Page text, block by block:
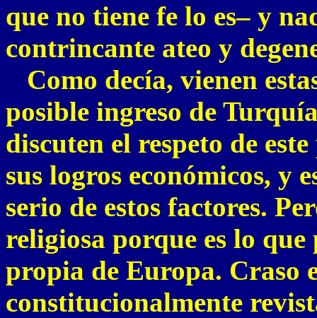
que no tiene fe lo es– y
contrincante ateo y
Como decía, vienen
posible ingreso de
discuten el respeto de
sus logros económicos, y
serio de estos factores.
religiosa porque es lo que
propia de Europa. Craso
constitucionalmente